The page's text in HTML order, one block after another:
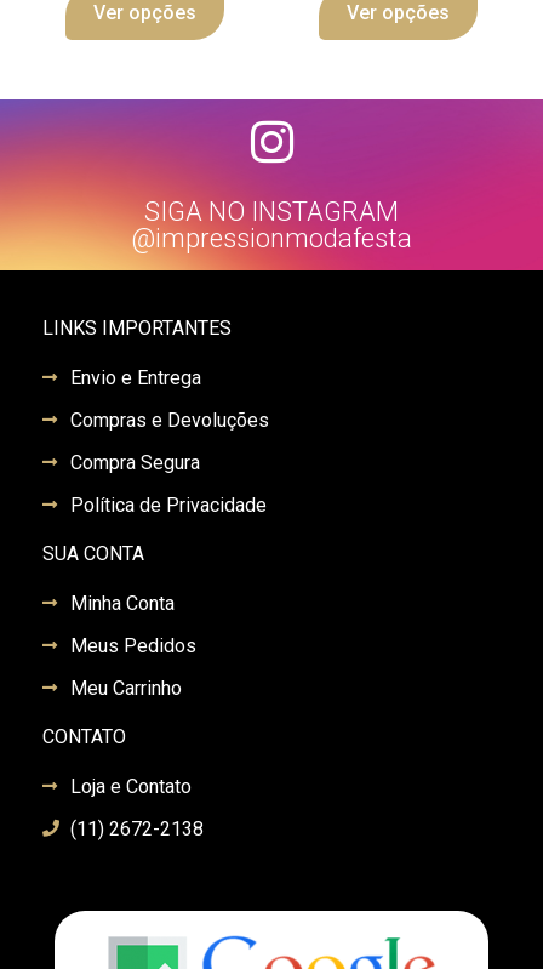
Ver opções Ver opções
SIGA NO INSTAGRAM
@impressionmodafesta
LINKS IMPORTANTES
Envio e Entrega
Compras e Devoluções
Compra Segura
Política de Privacidade
SUA CONTA
Minha Conta
Meus Pedidos
Meu Carrinho
CONTATO
Loja e Contato
(11) 2672-2138